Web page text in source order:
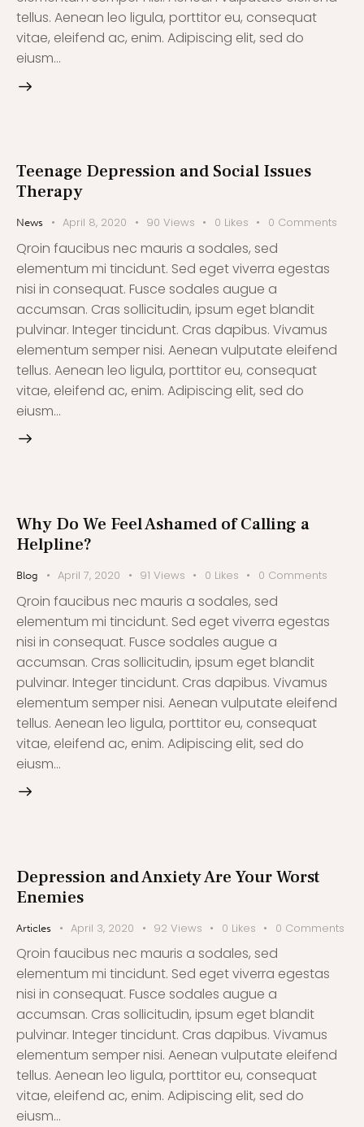
tellus. Aenean leo ligula, porttitor eu, consequat
vitae, eleifend ac, enim. Adipiscing elit, sed do
eiusm…
Teenage Depression and Social Issues
Therapy
News April 8, 2020 90 Views 0 Likes 0 Comments
Qroin faucibus nec mauris a sodales, sed
elementum mi tincidunt. Sed eget viverra egestas
nisi in consequat. Fusce sodales augue a
accumsan. Cras sollicitudin, ipsum eget blandit
pulvinar. Integer tincidunt. Cras dapibus. Vivamus
elementum semper nisi. Aenean vulputate eleifend
tellus. Aenean leo ligula, porttitor eu, consequat
vitae, eleifend ac, enim. Adipiscing elit, sed do
eiusm…
Why Do We Feel Ashamed of Calling a
Helpline?
Blog April 7, 2020 91 Views 0 Likes 0 Comments
Qroin faucibus nec mauris a sodales, sed
elementum mi tincidunt. Sed eget viverra egestas
nisi in consequat. Fusce sodales augue a
accumsan. Cras sollicitudin, ipsum eget blandit
pulvinar. Integer tincidunt. Cras dapibus. Vivamus
elementum semper nisi. Aenean vulputate eleifend
tellus. Aenean leo ligula, porttitor eu, consequat
vitae, eleifend ac, enim. Adipiscing elit, sed do
eiusm…
Depression and Anxiety Are Your Worst
Enemies
Articles April 3, 2020 92 Views 0 Likes 0 Comments
Qroin faucibus nec mauris a sodales, sed
elementum mi tincidunt. Sed eget viverra egestas
nisi in consequat. Fusce sodales augue a
accumsan. Cras sollicitudin, ipsum eget blandit
pulvinar. Integer tincidunt. Cras dapibus. Vivamus
elementum semper nisi. Aenean vulputate eleifend
tellus. Aenean leo ligula, porttitor eu, consequat
vitae, eleifend ac, enim. Adipiscing elit, sed do
eiusm…